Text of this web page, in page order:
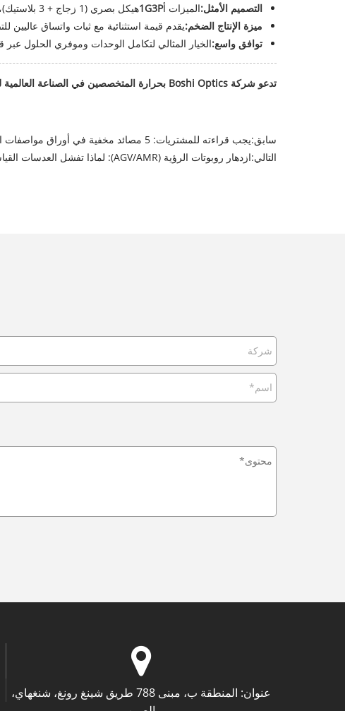
التصميم الأمثل:الميزات أ1G3Pهيكل بصري (1 زجاج + 3 بلاستيك)، يوازن بين المخرجات عالية الأداء والفعالية القصوى من حيث التكلفة.
ميزة الإنتاج الضخم:يقدم قيمة استثنائية مع ثبات واتساق عاليين
توافق واسع:الخيار المثالي لتكامل الوحدات وموفري الحلول
تدعو شركة Boshi Optics بحرارة المتخصصين في الصناعة العالمية لزيارة جناحنا للتبادل والتعاون. نراكم في اليابان!
سابق:يجب قراءته للمشتريات: 5 مصائد مخفية في أوراق مواصفات العدسات البصرية
التالي:ازدهار روبوتات الرؤية (AGV/AMR): لماذا تفشل العدسات القياسية وماذا تعني "البصريات المخصصة" حقًا مقدمة المقال
عنوان:
المنطقة ب، مبنى 788 طريق شينغ رونغ، شنغهاي،